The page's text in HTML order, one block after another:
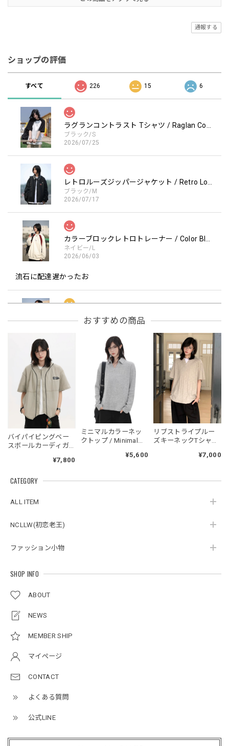
CATEGORY
ALL ITEM
NCLLW(初恋老王)
ファッション小物
SHOP INFO
ABOUT
NEWS
MEMBER SHIP
マイページ
CONTACT
よくある質問
公式LINE
通報する
ショップの評価
すべて 226 15 6
ブラック/S
2026/07/25
ブラック/M
2026/07/17
ネイビー/L
2026/06/03
流石に配達遅かったお
レッド/L
ブラック/L
2026/05/28
NCLLW オリジナルドッグタグネックレス / NCLLW Original Dog Tag Necklace
2026/05/27
ボタンアクセント ポロシャツ / Button Accent Polo Shirt
おすすめの商品
バイパイピングベー
スボールカーディガ
Baseball Cardigan¥7,800
ミニマルカラーネッ
クトップ / Minimal
¥5,600
リブストライプルー
ズキーネックTシャ
KEY NECK T-SHIRT¥7,000